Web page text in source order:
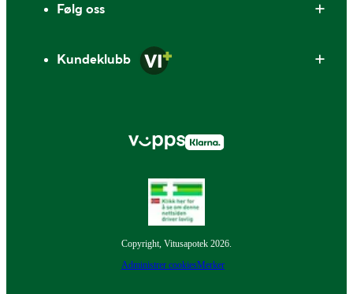
Følg oss
Kundeklubb
Copyright, Vitusapotek 2026.
Administrer cookiesMerker